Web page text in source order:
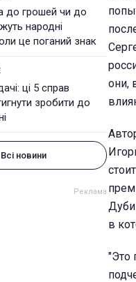
до грошей чи до
народні
це поганий знак
ці 5 справ
зробити до
Всі новини
они,
в
"Это